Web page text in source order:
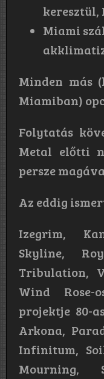
Miami
Minden más
Miamiban)
Folytatás
Metal előtti
persze
Az eddig
Izegrim,
Skyline,
Tribulation,
Wind
projektje 80-
Arkona,
Infinitum,
Mourning,